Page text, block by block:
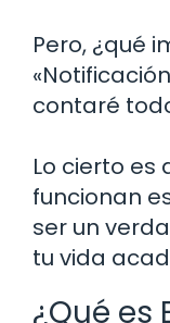
Pero, ¿qué
contaré
Lo cierto es
funcionan
ser un
tu vida
¿Qué es